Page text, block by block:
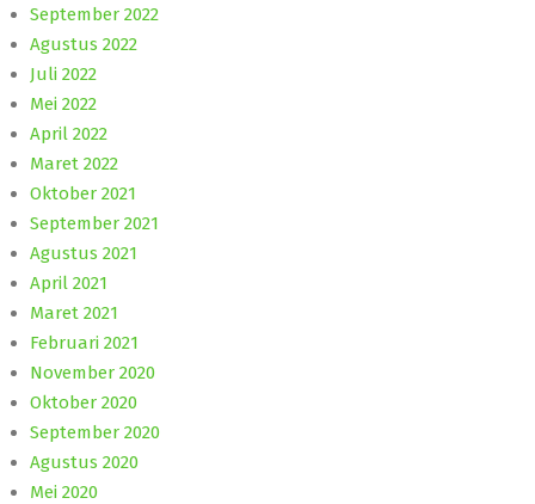
September 2022
Agustus 2022
Juli 2022
Mei 2022
April 2022
Maret 2022
Oktober 2021
September 2021
Agustus 2021
April 2021
Maret 2021
Februari 2021
November 2020
Oktober 2020
September 2020
Agustus 2020
Mei 2020